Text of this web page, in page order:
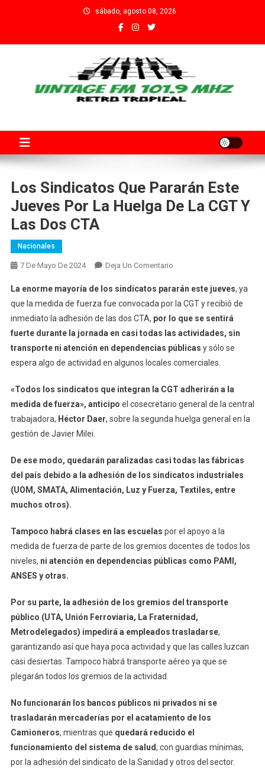
sábado, agosto 08, 2026
Los Sindicatos Que Pararán Este
Jueves Por La Huelga De La CGT Y
Las Dos CTA
Nacionales
7 De Mayo De 2024 Deja Un ComentarioEn
Sindicatos
Que
Pararán
Este
Jueves
Por
Huelga
De
La
La enorme mayoría de los sindicatos pararán este jueves, ya
que la medida de fuerza fue convocada por la CGT y recibió de
inmediato la adhesión de las dos CTA, por lo que se sentirá
fuerte durante la jornada en casi todas las actividades, sin
transporte ni atención en dependencias públicas y sólo se
espera algo de actividad en algunos locales comerciales.
«Todos los sindicatos que integran la CGT adherirán a la
medida de fuerza», anticipo el cosecretario general de la central
trabajadora, Héctor Daer, sobre la segunda huelga general en la
gestión de Javier Milei.
De ese modo, quedarán paralizadas casi todas las fábricas
del país debido a la adhesión de los sindicatos industriales
(UOM, SMATA, Alimentación, Luz y Fuerza, Textiles, entre
muchos otros).
Tampoco habrá clases en las escuelas por el apoyo a la
medida de fuerza de parte de los gremios docentes de todos los
niveles, ni atención en dependencias públicas como PAMI,
ANSES y otras.
Por su parte, la adhesión de los gremios del transporte
público (UTA, Unión Ferroviaria, La Fraternidad,
Metrodelegados) impedirá a empleados trasladarse,
garantizando así que haya poca actividad y que las calles luzcan
casi desiertas. Tampoco habrá transporte aéreo ya que se
plegarán todos los gremios de la actividad.
No funcionarán los bancos públicos ni privados ni se
trasladarán mercaderías por el acatamiento de los
Camioneros, mientras que quedará reducido el
funcionamiento del sistema de salud, con guardias mínimas,
por la adhesión del sindicato de la Sanidad y otros del sector.